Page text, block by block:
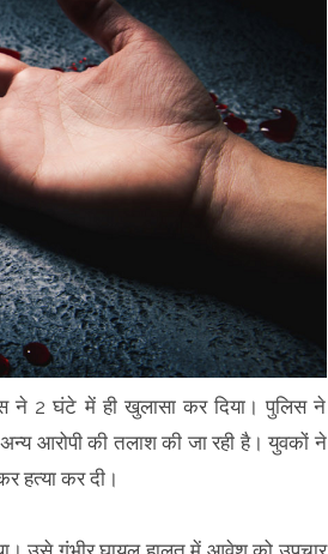
ने 2 घंटे में ही खुलासा कर दिया। पुलिस ने
आरोपी की तलाश की जा रही है। युवकों ने
हत्या कर दी।